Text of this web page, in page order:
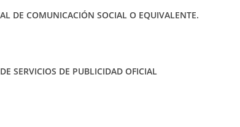
DE COMUNICACIÓN SOCIAL O EQUIVALENTE.
SERVICIOS DE PUBLICIDAD OFICIAL